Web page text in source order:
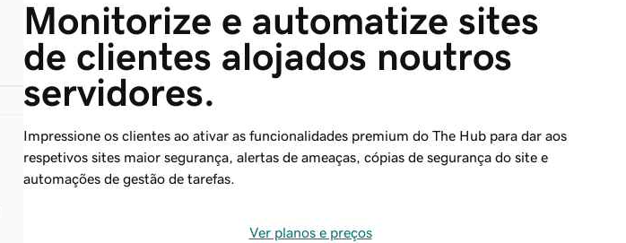
Monitorize e automatize sites
de clientes alojados noutros
servidores.
Impressione os clientes ao ativar as funcionalidades premium do The Hub para dar aos
respetivos sites maior segurança, alertas de ameaças, cópias de segurança do site e
automações de gestão de tarefas.
Ver planos e preços